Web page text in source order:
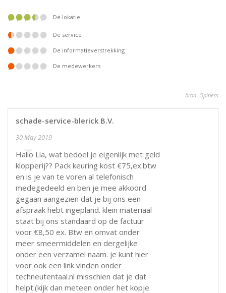
De lokatie
De service
De informatieverstrekking
De medewerkers
bron: Opiness
schade-service-blerick B.V.
30 May 2019
Hallo Lia, wat bedoel je eigenlijk met geld
klopperij?? Pack keuring kost €75,ex.btw
en is je van te voren al telefonisch
medegedeeld en ben je mee akkoord
gegaan aangezien dat je bij ons een
afspraak hebt ingepland. klein materiaal
staat bij ons standaard op de factuur
voor €8,50 ex. Btw en omvat onder
meer smeermiddelen en dergelijke
onder een verzamel naam. je kunt hier
voor ook een link vinden onder
techneutentaal.nl misschien dat je dat
helpt.(kijk dan meteen onder het kopje